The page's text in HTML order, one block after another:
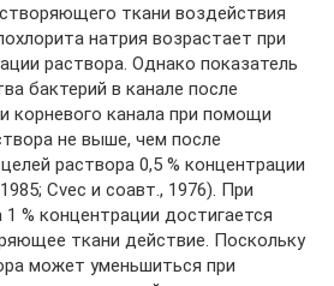
ткани воздействия
натрия возрастает при
раствора. Однако показатель
бактерий в канале после
корневого канала при помощи
не выше, чем после
раствора 0,5 % концентрации
Cvec и соавт., 1976). При
% концентрации достигается
ткани действие. Поскольку
может уменьшиться при